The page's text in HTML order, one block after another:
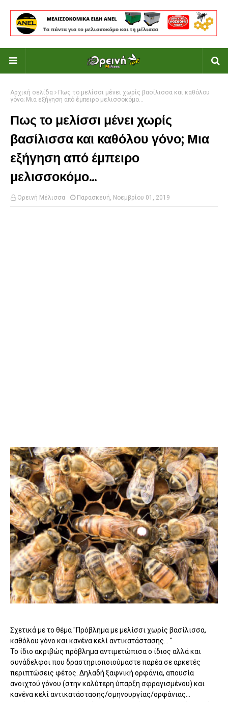
Αρχική σελίδα
Πως το μελίσσι μένει χωρίς βασίλισσα και καθόλου
γόνο; Μια εξήγηση από έμπειρο μελισσοκόμο...
Πως το μελίσσι μένει χωρίς
βασίλισσα και καθόλου γόνο; Μια
εξήγηση από έμπειρο
μελισσοκόμο...
Ορεινή Μέλισσα Παρασκευή, Νοεμβρίου 01, 2019
Σχετικά με το θέμα "Πρόβλημα με μελίσσι χωρίς βασίλισσα,
καθόλου γόνο και κανένα κελί αντικατάστασης... "
Το ίδιο ακριβώς πρόβλημα αντιμετώπισα ο ίδιος αλλά και
συνάδελφοι που δραστηριοποιούμαστε παρέα σε αρκετές
περιπτώσεις φέτος. Δηλαδή ξαφνική ορφάνια, απουσία
ανοιχτού γόνου (στην καλύτερη ύπαρξη σφραγισμένου) και
κανένα κελί αντικατάστασης/σμηνουργίας/ορφάνιας...